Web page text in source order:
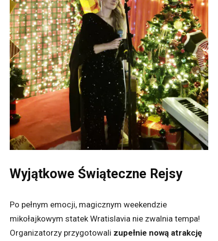
Wyjątkowe Świąteczne Rejsy
Po pełnym emocji, magicznym weekendzie
mikołajkowym statek Wratislavia nie zwalnia tempa!
Organizatorzy przygotowali zupełnie nową atrakcję